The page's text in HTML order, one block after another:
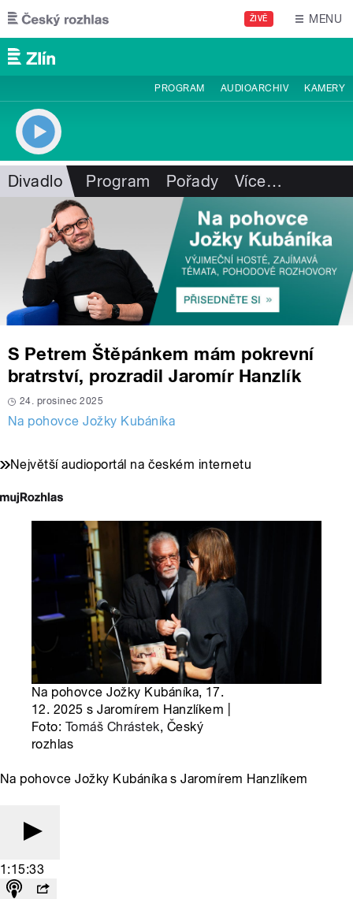
Přejít k hlavnímu obsahu
ŽIVĚ MENU
PROGRAM AUDIOARCHIV KAMERY
Divadlo Program Pořady Více…
S Petrem Štěpánkem mám pokrevní
bratrství, prozradil Jaromír Hanzlík
24. prosinec 2025
Na pohovce Jožky Kubáníka
Největší audioportál na českém internetu
Na pohovce Jožky Kubáníka, 17.
12. 2025 s Jaromírem Hanzlíkem |
Foto: Tomáš Chrástek, Český
rozhlas
Na pohovce Jožky Kubáníka s Jaromírem Hanzlíkem
1:15:33